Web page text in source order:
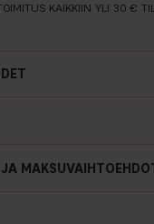
KAIKKIIN YLI 30 €